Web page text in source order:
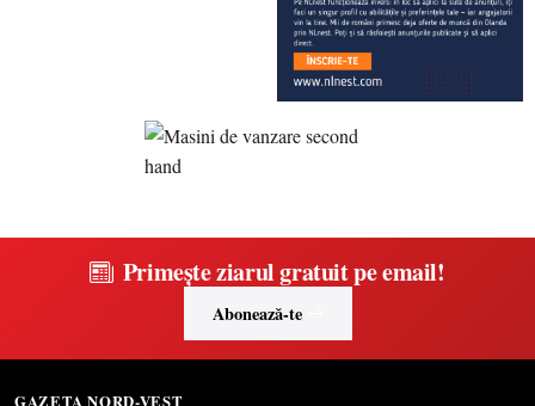
Primește ziarul gratuit pe email!
Abonează-te
GAZETA NORD-VEST